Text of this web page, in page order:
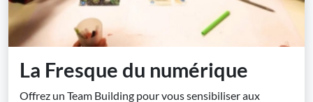
La Fresque du numérique
Offrez un Team Building pour vous sensibiliser aux